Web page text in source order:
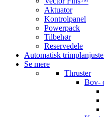
Aktuator
Kontrolpanel
Powerpack
Tilbehør
Reservedele
Automatisk
Se mere
Thruster
Bov-